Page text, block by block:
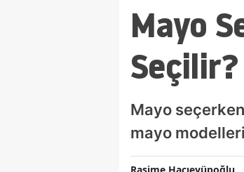
Mayo
Seçilir?
Mayo
mayo